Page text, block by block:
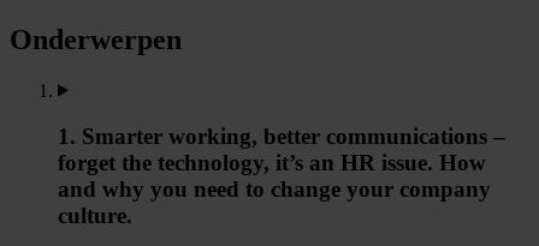
Onderwerpen
1. Smarter working, better communications –
forget the technology, it’s an HR issue. How
and why you need to change your company
culture.